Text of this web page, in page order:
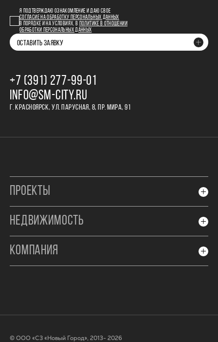
Я ПОДТВЕРЖДАЮ ОЗНАКОМЛЕНИЕ И ДАЮ СВОЕ
СОГЛАСИЕ НА ОБРАБОТКУ ПЕРСОНАЛЬНЫХ ДАННЫХ
В ПОРЯДКЕ И НА УСЛОВИЯХ, В
ПОЛИТИКЕ В ОТНОШЕНИИ
ОБРАБОТКИ ПЕРСОНАЛЬНЫХ ДАННЫХ
ОСТАВИТЬ ЗАЯВКУ
+7 (391) 277‒99‒01
INFO@SM-CITY.RU
Г. КРАСНОЯРСК, УЛ. ПАРУСНАЯ, 8, ПР. МИРА, 91
ПРОЕКТЫ
НЕДВИЖИМОСТЬ
КОМПАНИЯ
© ООО «СЗ «Новый Город», 2013- 2026